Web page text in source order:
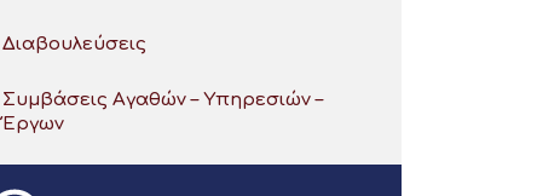
Διαβουλεύσεις
Συμβάσεις Αγαθών – Υπηρεσιών –
Έργων